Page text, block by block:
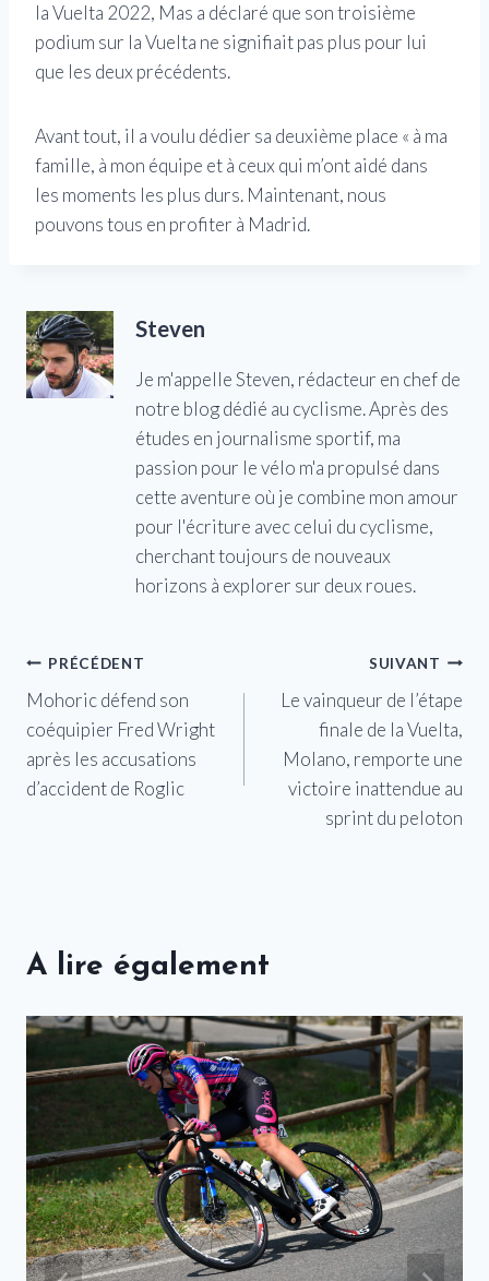
la Vuelta 2022, Mas a déclaré que son troisième
podium sur la Vuelta ne signifiait pas plus pour lui
que les deux précédents.
Avant tout, il a voulu dédier sa deuxième place « à ma
famille, à mon équipe et à ceux qui m’ont aidé dans
les moments les plus durs. Maintenant, nous
pouvons tous en profiter à Madrid.
Steven
Je m'appelle Steven, rédacteur en chef de
notre blog dédié au cyclisme. Après des
études en journalisme sportif, ma
passion pour le vélo m'a propulsé dans
cette aventure où je combine mon amour
pour l'écriture avec celui du cyclisme,
cherchant toujours de nouveaux
horizons à explorer sur deux roues.
Navigation
de
l’article
PRÉCÉDENT
Mohoric défend son
coéquipier Fred Wright
après les accusations
d’accident de Roglic
SUIVANT
Le vainqueur de l’étape
finale de la Vuelta,
Molano, remporte une
victoire inattendue au
sprint du peloton
A lire également